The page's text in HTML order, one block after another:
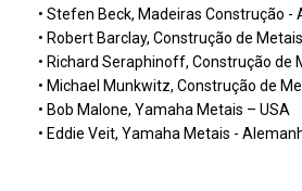
• Stefen Beck, Madeiras Construção -
• Robert Barclay, Construção de
• Richard Seraphinoff, Construção de
• Michael Munkwitz, Construção de
• Bob Malone, Yamaha Metais – USA
• Eddie Veit, Yamaha Metais -